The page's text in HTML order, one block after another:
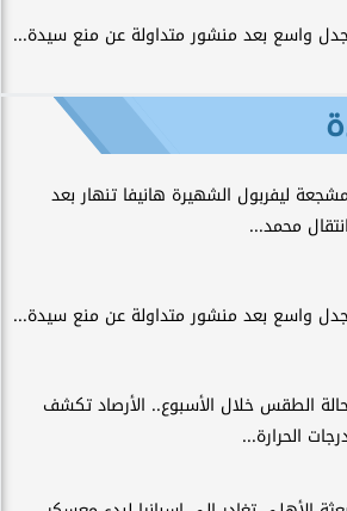
واسع بعد منشور متداولة عن منع سيدة...
ليفربول الشهيرة هانيفا تنهار بعد
انتقال محمد...
واسع بعد منشور متداولة عن منع سيدة...
الطقس خلال الأسبوع.. الأرصاد تكشف
الحرارة...